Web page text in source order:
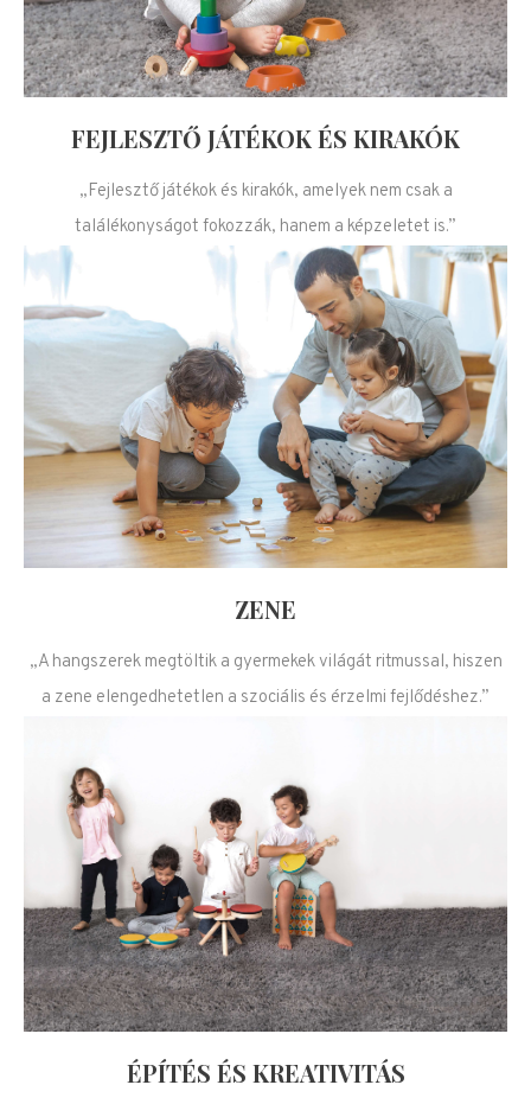
FEJLESZTŐ JÁTÉKOK ÉS KIRAKÓK
„Fejlesztő játékok és kirakók, amelyek nem csak a
találékonyságot fokozzák, hanem a képzeletet is.”
ZENE
„A hangszerek megtöltik a gyermekek világát ritmussal, hiszen
a zene elengedhetetlen a szociális és érzelmi fejlődéshez.”
ÉPÍTÉS ÉS KREATIVITÁS